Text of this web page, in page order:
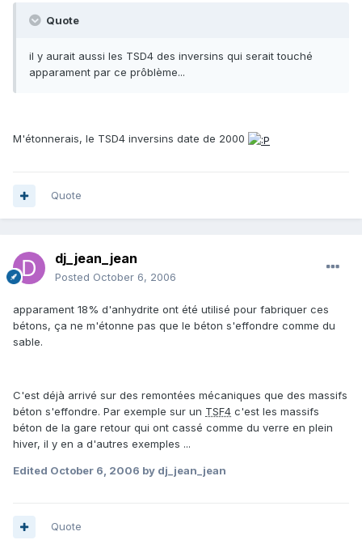
Quote
il y aurait aussi les TSD4 des inversins qui serait touché
apparament par ce prôblème...
M'étonnerais, le TSD4 inversins date de 2000
Quote
dj_jean_jean
Posted October 6, 2006
apparament 18% d'anhydrite ont été utilisé pour fabriquer ces
bétons, ça ne m'étonne pas que le béton s'effondre comme du
sable.
C'est déjà arrivé sur des remontées mécaniques que des massifs
béton s'effondre. Par exemple sur un TSF4 c'est les massifs
béton de la gare retour qui ont cassé comme du verre en plein
hiver, il y en a d'autres exemples ...
Edited October 6, 2006 by dj_jean_jean
Quote